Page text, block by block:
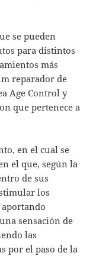
se pueden
para distintos
más
reparador de
Age Control y
que pertenece a
en el cual se
el que, según la
de sus
los
sensación de
las
por el paso de la